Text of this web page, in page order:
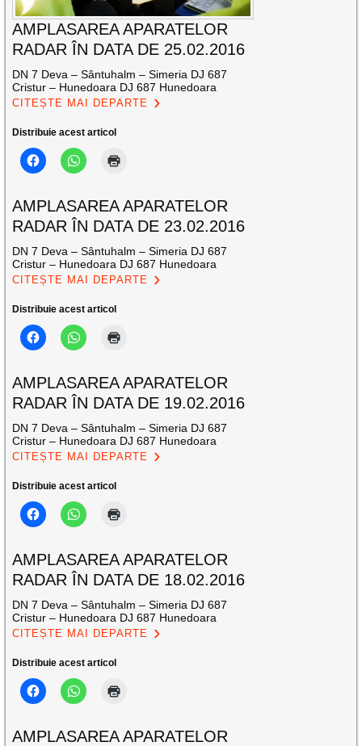
AMPLASAREA APARATELOR
RADAR ÎN DATA DE 25.02.2016
DN 7 Deva – Sântuhalm – Simeria DJ 687
Cristur – Hunedoara DJ 687 Hunedoara
CITEȘTE MAI DEPARTE
Distribuie acest articol
AMPLASAREA APARATELOR
RADAR ÎN DATA DE 23.02.2016
DN 7 Deva – Sântuhalm – Simeria DJ 687
Cristur – Hunedoara DJ 687 Hunedoara
CITEȘTE MAI DEPARTE
Distribuie acest articol
AMPLASAREA APARATELOR
RADAR ÎN DATA DE 19.02.2016
DN 7 Deva – Sântuhalm – Simeria DJ 687
Cristur – Hunedoara DJ 687 Hunedoara
CITEȘTE MAI DEPARTE
Distribuie acest articol
AMPLASAREA APARATELOR
RADAR ÎN DATA DE 18.02.2016
DN 7 Deva – Sântuhalm – Simeria DJ 687
Cristur – Hunedoara DJ 687 Hunedoara
CITEȘTE MAI DEPARTE
Distribuie acest articol
AMPLASAREA APARATELOR